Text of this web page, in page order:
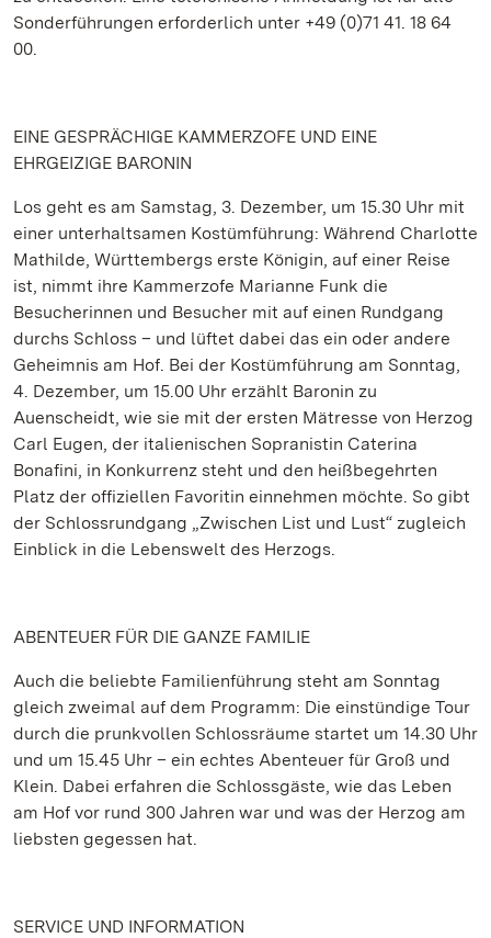
Sonderführungen erforderlich unter +49 (0)71 41. 18 64
00.
EINE GESPRÄCHIGE KAMMERZOFE UND EINE
EHRGEIZIGE BARONIN
Los geht es am Samstag, 3. Dezember, um 15.30 Uhr mit
einer unterhaltsamen Kostümführung: Während Charlotte
Mathilde, Württembergs erste Königin, auf einer Reise
ist, nimmt ihre Kammerzofe Marianne Funk die
Besucherinnen und Besucher mit auf einen Rundgang
durchs Schloss – und lüftet dabei das ein oder andere
Geheimnis am Hof. Bei der Kostümführung am Sonntag,
4. Dezember, um 15.00 Uhr erzählt Baronin zu
Auenscheidt, wie sie mit der ersten Mätresse von Herzog
Carl Eugen, der italienischen Sopranistin Caterina
Bonafini, in Konkurrenz steht und den heißbegehrten
Platz der offiziellen Favoritin einnehmen möchte. So gibt
der Schlossrundgang „Zwischen List und Lust“ zugleich
Einblick in die Lebenswelt des Herzogs.
ABENTEUER FÜR DIE GANZE FAMILIE
Auch die beliebte Familienführung steht am Sonntag
gleich zweimal auf dem Programm: Die einstündige Tour
durch die prunkvollen Schlossräume startet um 14.30 Uhr
und um 15.45 Uhr – ein echtes Abenteuer für Groß und
Klein. Dabei erfahren die Schlossgäste, wie das Leben
am Hof vor rund 300 Jahren war und was der Herzog am
liebsten gegessen hat.
SERVICE UND INFORMATION